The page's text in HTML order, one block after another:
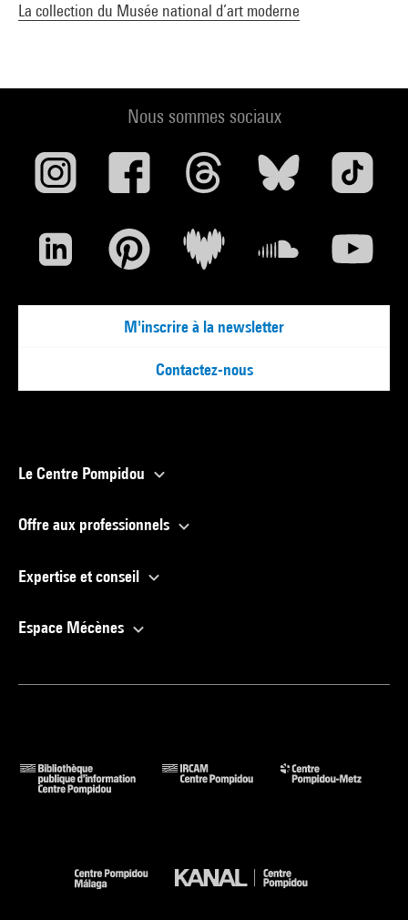
La collection du Musée national d’art moderne
Nous sommes sociaux
M'inscrire à la newsletter
Contactez-nous
Le Centre Pompidou
Offre aux professionnels
Expertise et conseil
Espace Mécènes